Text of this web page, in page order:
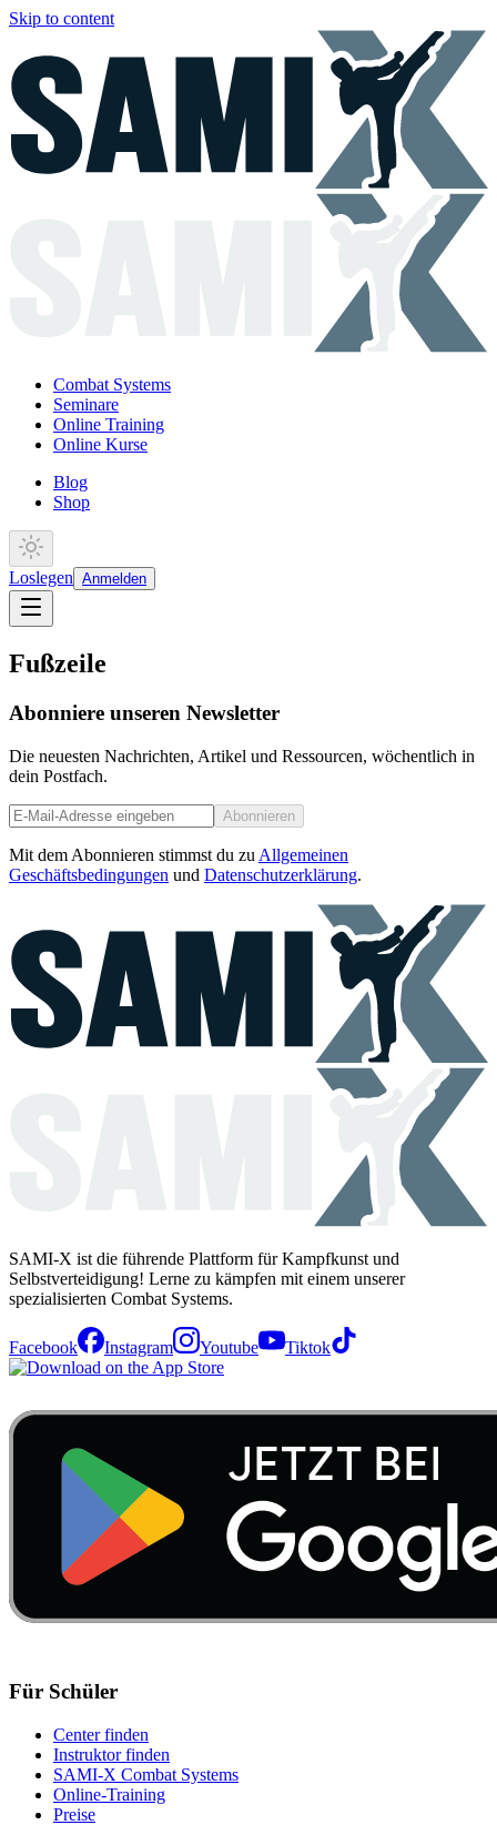
Skip to content
Combat Systems
Seminare
Online Training
Online Kurse
Blog
Shop
Loslegen Anmelden
Fußzeile
Abonniere unseren Newsletter
Die neuesten Nachrichten, Artikel und Ressourcen, wöchentlich in
dein Postfach.
Abonnieren
Mit dem Abonnieren stimmst du zu Allgemeinen
Geschäftsbedingungen und Datenschutzerklärung.
SAMI-X ist die führende Plattform für Kampfkunst und
Selbstverteidigung! Lerne zu kämpfen mit einem unserer
spezialisierten Combat Systems.
Facebook Instagram Youtube Tiktok
Für Schüler
Center finden
Instruktor finden
SAMI-X Combat Systems
Online-Training
Preise